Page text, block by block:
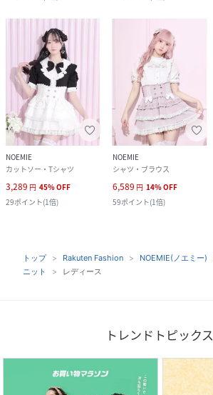
NOEMIE
カットソー・Tシャツ
3,289 円 45%OFF
29ポイント(1倍)
NOEMIE
シャツ・ブラウス
6,589 円 14%OFF
59ポイント(1倍)
トップ Rakuten Fashion NOEMIE(ノエミー)
ニット
レディース
トレンドトピックス